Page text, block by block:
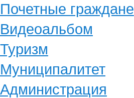
Почетные граждане
Видеоальбом
Туризм
Муниципалитет
Администрация